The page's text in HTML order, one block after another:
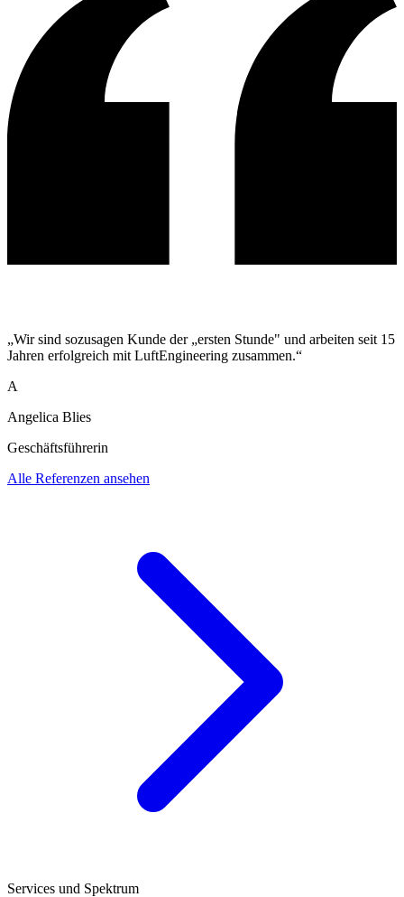
„Wir sind sozusagen Kunde der „ersten Stunde" und arbeiten seit 15
Jahren erfolgreich mit LuftEngineering zusammen.“
A
Angelica Blies
Geschäftsführerin
Alle Referenzen ansehen
Services und Spektrum